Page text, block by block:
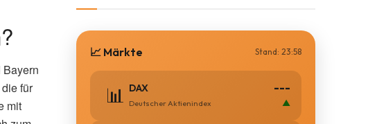
für
mit
📈 Märkte Stand: 23:58
📊 DAX
Deutscher Aktienindex
---
▲